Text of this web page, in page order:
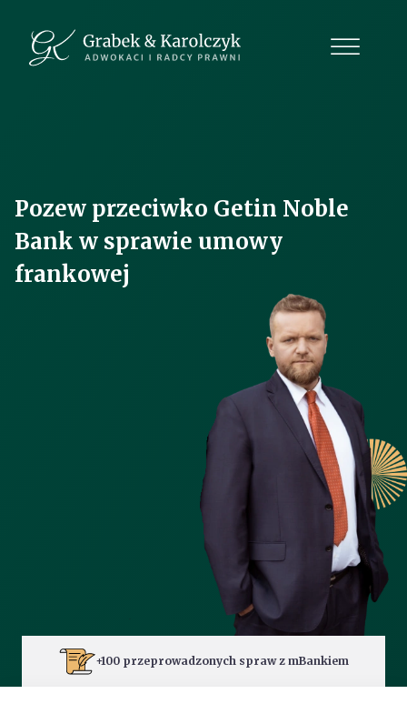
Pozew przeciwko Getin Noble
Bank w sprawie umowy
frankowej
+100 przeprowadzonych spraw z mBankiem